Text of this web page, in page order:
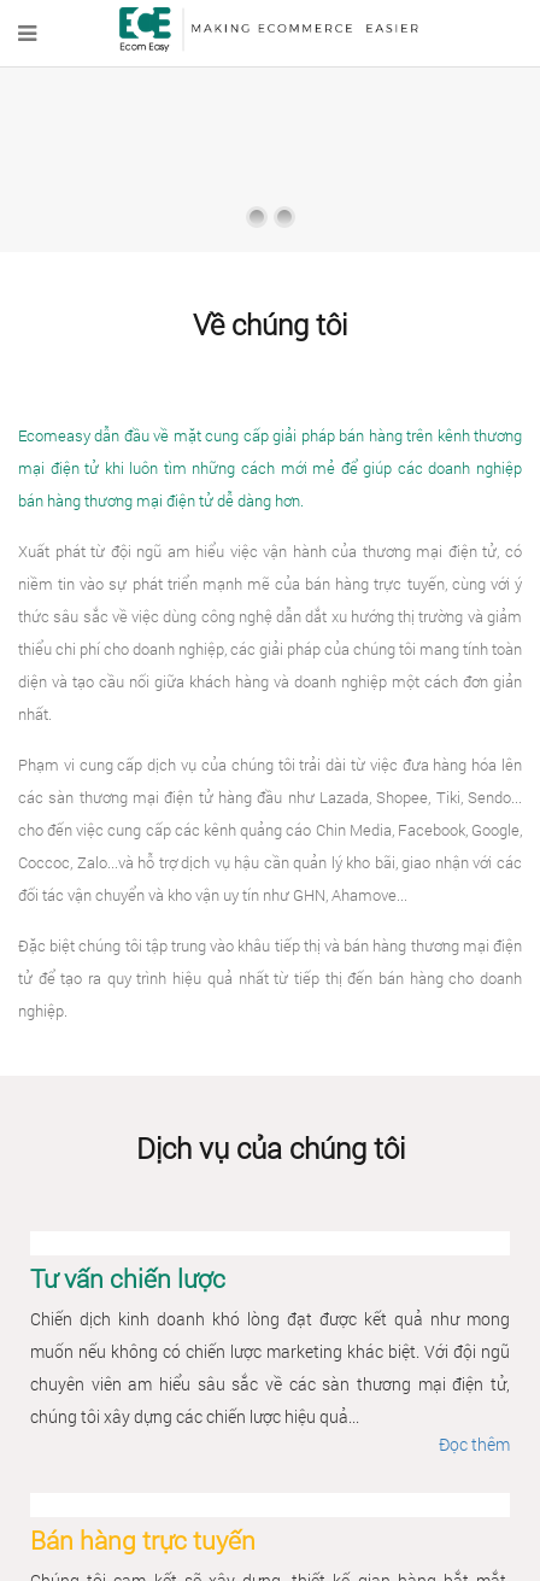
Về chúng tôi
Ecomeasy dẫn đầu về mặt cung cấp giải pháp bán hàng trên kênh thương
mại điện tử khi luôn tìm những cách mới mẻ để giúp các doanh nghiệp
bán hàng thương mại điện tử dễ dàng hơn.
Xuất phát từ đội ngũ am hiểu việc vận hành của thương mại điện tử, có
niềm tin vào sự phát triển mạnh mẽ của bán hàng trực tuyến, cùng với ý
thức sâu sắc về việc dùng công nghệ dẫn dắt xu hướng thị trường và giảm
thiểu chi phí cho doanh nghiệp, các giải pháp của chúng tôi mang tính toàn
diện và tạo cầu nối giữa khách hàng và doanh nghiệp một cách đơn giản
nhất.
Phạm vi cung cấp dịch vụ của chúng tôi trải dài từ việc đưa hàng hóa lên
các sàn thương mại điện tử hàng đầu như Lazada, Shopee, Tiki, Sendo...
cho đến việc cung cấp các kênh quảng cáo Chin Media, Facebook, Google,
Coccoc, Zalo...và hỗ trợ dịch vụ hậu cần quản lý kho bãi, giao nhận với các
đối tác vận chuyển và kho vận uy tín như GHN, Ahamove...
Đặc biệt chúng tôi tập trung vào khâu tiếp thị và bán hàng thương mại điện
tử để tạo ra quy trình hiệu quả nhất từ tiếp thị đến bán hàng cho doanh
nghiệp.
Dịch vụ của chúng tôi
Tư vấn chiến lược
Chiến dịch kinh doanh khó lòng đạt được kết quả như mong
muốn nếu không có chiến lược marketing khác biệt. Với đội ngũ
chuyên viên am hiểu sâu sắc về các sàn thương mại điện tử,
chúng tôi xây dựng các chiến lược hiệu quả...
Đọc thêm
Bán hàng trực tuyến